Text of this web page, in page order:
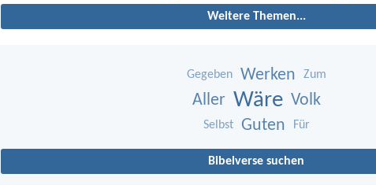
Weitere Themen...
Gegeben Werken Zum
Aller Wäre Volk
Selbst Guten Für
Bibelverse suchen